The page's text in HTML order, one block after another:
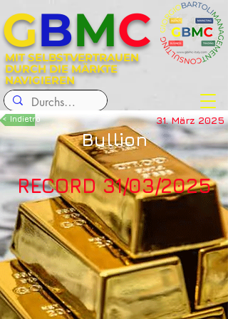
MIT SELBSTVERTRAUEN
DURCH DIE MÄRKTE
NAVIGIEREN
GBMC
< Indietro 31. März 2025
Bullion
RECORD 31/03/2025